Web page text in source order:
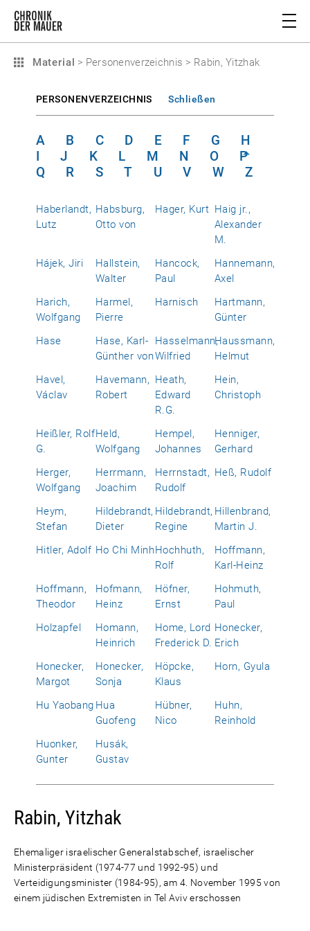
Material > Personenverzeichnis > Rabin, Yitzhak
PERSONENVERZEICHNIS Schließen
A B C D E F G
H
I
J K L M N O
P
Q
R S T U V W Z
Haberlandt,
Lutz
Habsburg,
Otto von
Hager, Kurt Haig jr.,
Alexander
M.
Hájek, Jiri
Hallstein,
Walter
Hancock,
Paul
Hannemann,
Axel
Harich,
Wolfgang
Harmel,
Pierre
Harnisch
Hartmann,
Günter
Hase
Hase, Karl-
Günther von
Hasselmann,
Wilfried
Haussmann,
Helmut
Havel,
Václav
Havemann,
Robert
Heath,
Edward
R.G.
Hein,
Christoph
Heißler, Rolf
G.
Held,
Wolfgang
Hempel,
Johannes
Henniger,
Gerhard
Herger,
Wolfgang
Herrmann,
Joachim
Herrnstadt,
Rudolf
Heß, Rudolf
Heym,
Stefan
Hildebrandt,
Dieter
Hildebrandt,
Regine
Hillenbrand,
Martin J.
Hitler, Adolf Ho Chi MinhHochhuth,
Rolf
Hoffmann,
Karl-Heinz
Hoffmann,
Theodor
Hofmann,
Heinz
Höfner,
Ernst
Hohmuth,
Paul
Holzapfel
Homann,
Heinrich
Home, Lord
Frederick D.
Honecker,
Erich
Honecker,
Margot
Honecker,
Sonja
Höpcke,
Klaus
Horn, Gyula
Hu Yaobang Hua
Guofeng
Hübner,
Nico
Huhn,
Reinhold
Huonker,
Gunter
Husák,
Gustav
Rabin, Yitzhak
Ehemaliger israelischer Generalstabschef, israelischer
Ministerpräsident (1974-77 und 1992-95) und
Verteidigungsminister (1984-95), am 4. November 1995 von
einem jüdischen Extremisten in Tel Aviv erschossen